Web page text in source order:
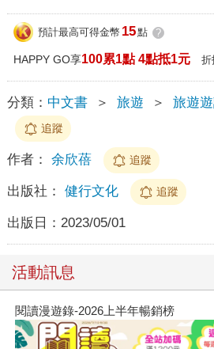
預計最高可得金幣 15點 ?
HAPPY GO享100累1點 4點抵1元 折
分類： 中文書 ＞ 旅遊 ＞ 旅遊
追蹤
作者： 余欣蓓 追蹤
出版社： 健行文化 追蹤
出版日： 2023/05/01
活動訊息
閱讀漫遊錄-2026上半年暢銷榜